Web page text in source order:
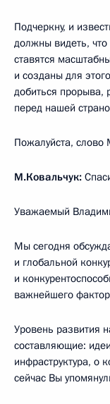
Подчеркну, и
должны видеть, что
ставятся
и созданы для
добиться прорыва,
перед нашей
Пожалуйста, слово
М.Ковальчук:
Уважаемый
Мы сегодня
и глобальной
и
важнейшего
Уровень развития
составляющие:
инфраструктура, о
сейчас Вы